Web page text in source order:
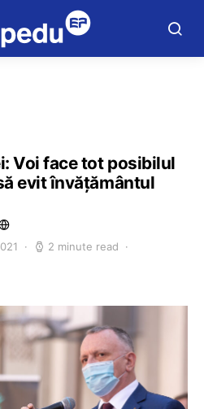
Voi face tot posibilul
evit învățământul
2 minute read